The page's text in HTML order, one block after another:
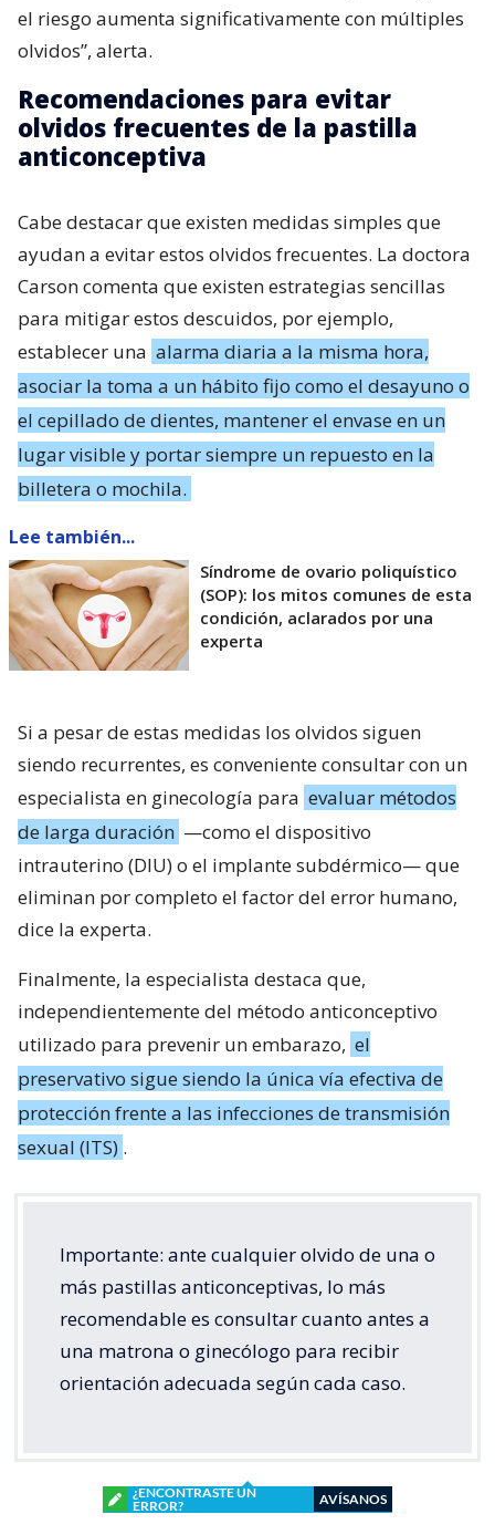
el riesgo aumenta significativamente con múltiples
olvidos”, alerta.
Recomendaciones para evitar
olvidos frecuentes de la pastilla
anticonceptiva
Cabe destacar que existen medidas simples que
ayudan a evitar estos olvidos frecuentes. La doctora
Carson comenta que existen estrategias sencillas
para mitigar estos descuidos, por ejemplo,
establecer una alarma diaria a la misma hora,
asociar la toma a un hábito fijo como el desayuno o
el cepillado de dientes, mantener el envase en un
lugar visible y portar siempre un repuesto en la
billetera o mochila.
Lee también...
Síndrome de ovario poliquístico
(SOP): los mitos comunes de esta
condición, aclarados por una
experta
Si a pesar de estas medidas los olvidos siguen
siendo recurrentes, es conveniente consultar con un
especialista en ginecología para evaluar métodos
de larga duración —como el dispositivo
intrauterino (DIU) o el implante subdérmico— que
eliminan por completo el factor del error humano,
dice la experta.
Finalmente, la especialista destaca que,
independientemente del método anticonceptivo
utilizado para prevenir un embarazo, el
preservativo sigue siendo la única vía efectiva de
protección frente a las infecciones de transmisión
sexual (ITS) .
Importante: ante cualquier olvido de una o
más pastillas anticonceptivas, lo más
recomendable es consultar cuanto antes a
una matrona o ginecólogo para recibir
orientación adecuada según cada caso.
¿ENCONTRASTE UN
ERROR?
AVÍSANOS